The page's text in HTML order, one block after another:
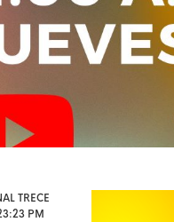
TRECE
PM